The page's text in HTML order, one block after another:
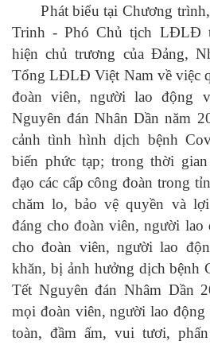
Phát biểu tại Chương
Trinh - Phó Chủ tịch LĐLĐ
hiện chủ trương của Đảng,
Tổng LĐLĐ Việt Nam về việc
đoàn viên,người lao động
Nguyên đán Nhân Dần năm
cảnh tình hình dịch bệnh
biến phức tạp; trong thời
đạo các cấp công đoàn trong
chăm lo, bảo vệ quyền và
đáng cho đoàn viên, người lao
cho đoàn viên, người lao
khăn, bị ảnh hưởng dịch bệnh
Tết Nguyên đán Nhâm Dần
mọi đoàn viên, người lao động
toàn, đầm ấm, vui tươi,